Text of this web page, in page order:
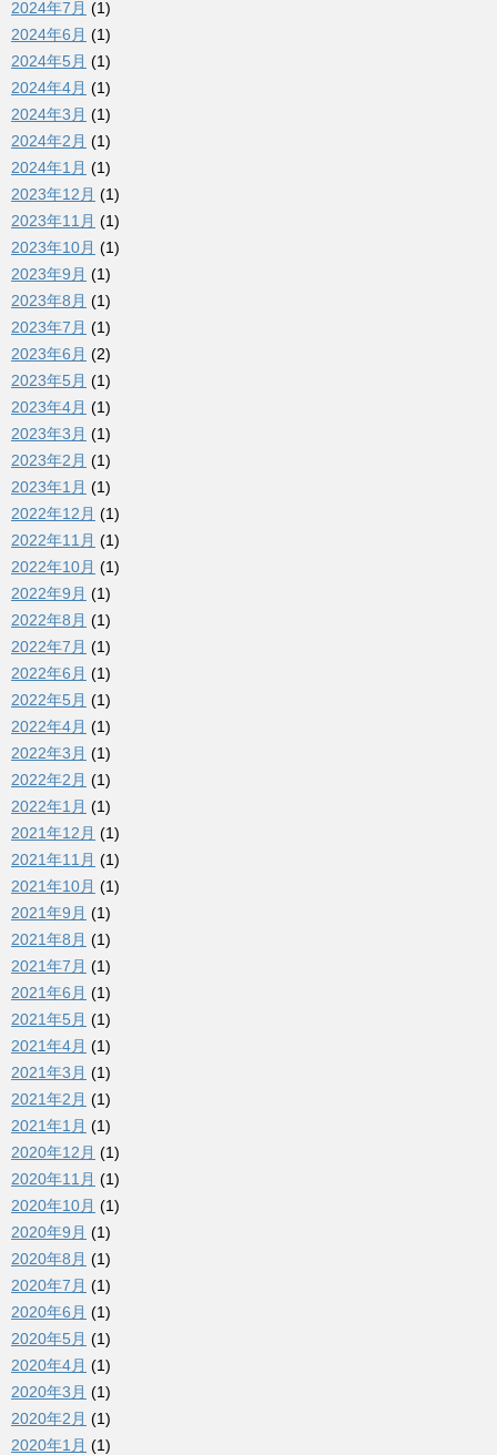
2024年7月 (1)
2024年6月 (1)
2024年5月 (1)
2024年4月 (1)
2024年3月 (1)
2024年2月 (1)
2024年1月 (1)
2023年12月 (1)
2023年11月 (1)
2023年10月 (1)
2023年9月 (1)
2023年8月 (1)
2023年7月 (1)
2023年6月 (2)
2023年5月 (1)
2023年4月 (1)
2023年3月 (1)
2023年2月 (1)
2023年1月 (1)
2022年12月 (1)
2022年11月 (1)
2022年10月 (1)
2022年9月 (1)
2022年8月 (1)
2022年7月 (1)
2022年6月 (1)
2022年5月 (1)
2022年4月 (1)
2022年3月 (1)
2022年2月 (1)
2022年1月 (1)
2021年12月 (1)
2021年11月 (1)
2021年10月 (1)
2021年9月 (1)
2021年8月 (1)
2021年7月 (1)
2021年6月 (1)
2021年5月 (1)
2021年4月 (1)
2021年3月 (1)
2021年2月 (1)
2021年1月 (1)
2020年12月 (1)
2020年11月 (1)
2020年10月 (1)
2020年9月 (1)
2020年8月 (1)
2020年7月 (1)
2020年6月 (1)
2020年5月 (1)
2020年4月 (1)
2020年3月 (1)
2020年2月 (1)
2020年1月 (1)